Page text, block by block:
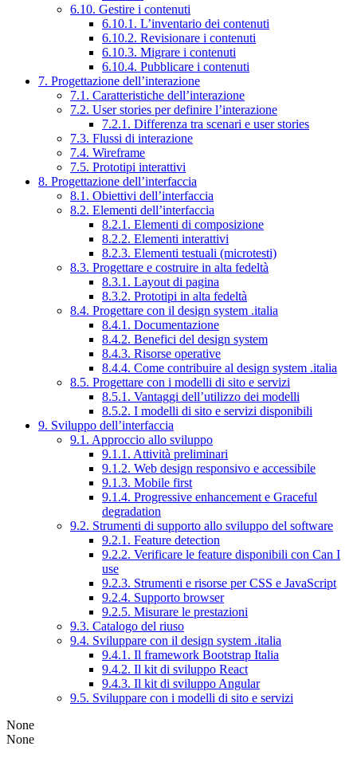
6.10. Gestire i contenuti
6.10.1. L’inventario dei contenuti
6.10.2. Revisionare i contenuti
6.10.3. Migrare i contenuti
6.10.4. Pubblicare i contenuti
7. Progettazione dell’interazione
7.1. Caratteristiche dell’interazione
7.2. User stories per definire l’interazione
7.2.1. Differenza tra scenari e user stories
7.3. Flussi di interazione
7.4. Wireframe
7.5. Prototipi interattivi
8. Progettazione dell’interfaccia
8.1. Obiettivi dell’interfaccia
8.2. Elementi dell’interfaccia
8.2.1. Elementi di composizione
8.2.2. Elementi interattivi
8.2.3. Elementi testuali (microtesti)
8.3. Progettare e costruire in alta fedeltà
8.3.1. Layout di pagina
8.3.2. Prototipi in alta fedeltà
8.4. Progettare con il design system .italia
8.4.1. Documentazione
8.4.2. Benefici del design system
8.4.3. Risorse operative
8.4.4. Come contribuire al design system .italia
8.5. Progettare con i modelli di sito e servizi
8.5.1. Vantaggi dell’utilizzo dei modelli
8.5.2. I modelli di sito e servizi disponibili
9. Sviluppo dell’interfaccia
9.1. Approccio allo sviluppo
9.1.1. Attività preliminari
9.1.2. Web design responsivo e accessibile
9.1.3. Mobile first
9.1.4. Progressive enhancement e Graceful
degradation
9.2. Strumenti di supporto allo sviluppo del software
9.2.1. Feature detection
9.2.2. Verificare le feature disponibili con Can I
use
9.2.3. Strumenti e risorse per CSS e JavaScript
9.2.4. Supporto browser
9.2.5. Misurare le prestazioni
9.3. Catalogo del riuso
9.4. Sviluppare con il design system .italia
9.4.1. Il framework Bootstrap Italia
9.4.2. Il kit di sviluppo React
9.4.3. Il kit di sviluppo Angular
9.5. Sviluppare con i modelli di sito e servizi
None
None